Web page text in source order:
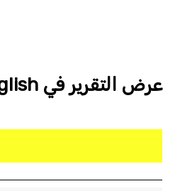
عرض التقرير في English